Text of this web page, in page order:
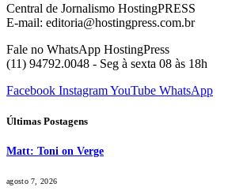
Central de Jornalismo HostingPRESS
E-mail: editoria@hostingpress.com.br
Fale no WhatsApp HostingPress
(11) 94792.0048 - Seg à sexta 08 às 18h
Facebook InstagramYouTube WhatsApp
Últimas Postagens
Matt: Toni on Verge
agosto 7, 2026